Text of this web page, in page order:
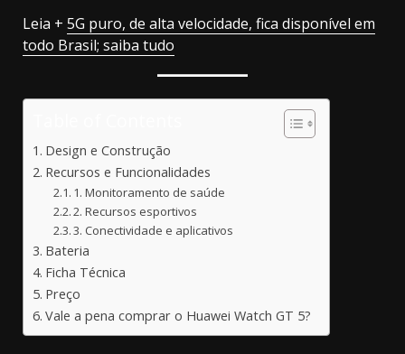
Leia + 5G puro, de alta velocidade, fica disponível em
todo Brasil; saiba tudo
Design e Construção
Recursos e Funcionalidades
1. Monitoramento de saúde
2. Recursos esportivos
3. Conectividade e aplicativos
Bateria
Ficha Técnica
Preço
Vale a pena comprar o Huawei Watch GT 5?